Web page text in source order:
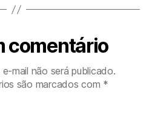
comentário
mail não será publicado.
são marcados com *